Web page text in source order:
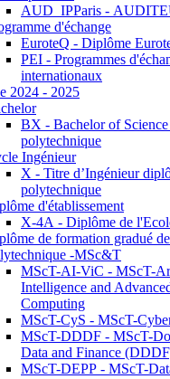
AUD_IPParis -
d'échange
EuroteQ - Diplôme
PEI - Programmes
internationaux
2024 - 2025
BX - Bachelor of
polytechnique
Ingénieur
X - Titre d’Ingénieur
polytechnique
d'établissement
X-4A - Diplôme de
de formation gradué
-MSc&T
MScT-AI-ViC - MScT-
Intelligence and
Computing
MScT-CyS - MScT-
MScT-DDDF - MScT-
Data and Finance
MScT-DEPP - MScT-